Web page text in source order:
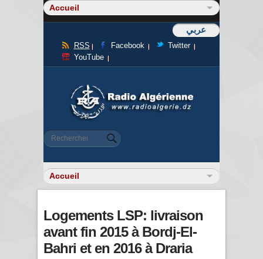
عربي
RSS Facebook
Twitter
YouTube
Formulaire de recherche
Rechercher
Logements LSP: livraison
avant fin 2015 à Bordj-El-
Bahri et en 2016 à Draria